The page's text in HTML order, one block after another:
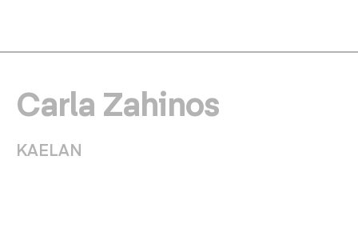
Carla Zahinos
KAELAN